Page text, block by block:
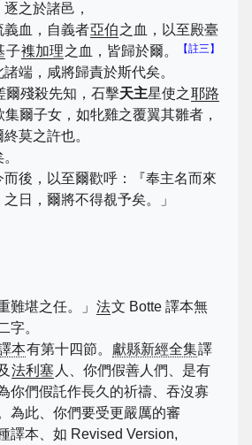
之於諸邑，
義血，自義者亞伯之血，以至殿臺
子襍加理之血，皆歸於爾。 【註三】
端，咸將歸責於斯代矣。
爾殘殺先知，石擊天主星使之耶路
集爾子女，如牝雞之覆翼其雛者，
莫之許也。
後，以至爾歡呼：『奉主名而來
日，爾將不得覩予矣。」
難堪之任。」 法文 Botte 譯本無
字。
本有第十四節。 獻縣新經全集譯
法利塞 人、你們假善人們、是有
你們假託作長久的祈禱、吞沒寡
為此、你們要受更嚴厲的審
譯本、如 Revised Version,